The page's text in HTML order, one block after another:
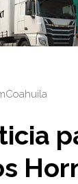
Coahuila